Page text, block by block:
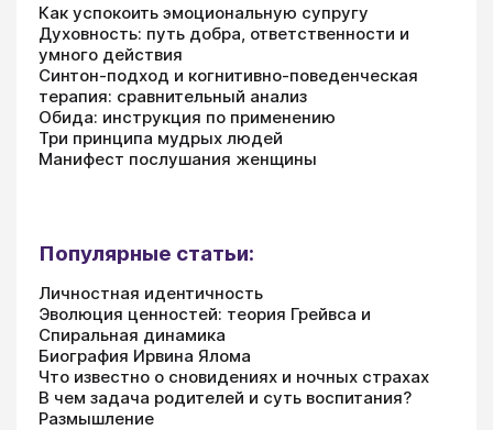
Как успокоить эмоциональную супругу
Духовность: путь добра, ответственности и
умного действия
Синтон-подход и когнитивно-поведенческая
терапия: сравнительный анализ
Обида: инструкция по применению
Три принципа мудрых людей
Манифест послушания женщины
Популярные статьи:
Личностная идентичность
Эволюция ценностей: теория Грейвса и
Спиральная динамика
Биография Ирвина Ялома
Что известно о сновидениях и ночных страхах
В чем задача родителей и суть воспитания?
Размышление